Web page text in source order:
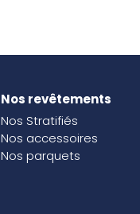
Nos revêtements
Nos Stratifiés
Nos accessoires
Nos parquets